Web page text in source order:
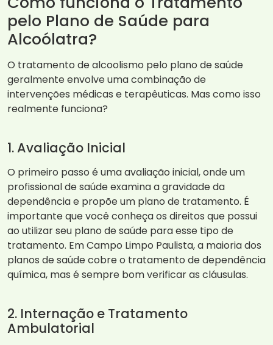
pelo Plano de Saúde para
Alcoólatra?
O tratamento de alcoolismo pelo plano de saúde
geralmente envolve uma combinação de
intervenções médicas e terapêuticas. Mas como isso
realmente funciona?
1. Avaliação Inicial
O primeiro passo é uma avaliação inicial, onde um
profissional de saúde examina a gravidade da
dependência e propõe um plano de tratamento. É
importante que você conheça os direitos que possui
ao utilizar seu plano de saúde para esse tipo de
tratamento. Em Campo Limpo Paulista, a maioria dos
planos de saúde cobre o tratamento de dependência
química, mas é sempre bom verificar as cláusulas.
2. Internação e Tratamento
Ambulatorial